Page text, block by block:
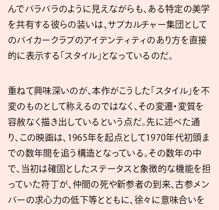
んでバラバラのように見えながらも、ある特定の美学
を共有する彼らの装いは、サブカルチャー集団として
のバイカークラブのアイデンティティのあり方を直接
的に表示する「スタイル」となっているのだ。
重ねて興味深いのが、本作がこうした「スタイル」を不
変のものとして称えるのではなく、その変遷・変質を
容赦なく描き出しているという点だ。先に述べた通
り、この映画は、1965年を起点として1970年代初頭ま
での数年間を追う構造となっている。その数年の中
で、当初は確固としたステータスと象徴的な機能を担
っていた符丁が、仲間の死や新参者の到来、古参メン
バーの求心力の低下等とともに、徐々に意味合いを